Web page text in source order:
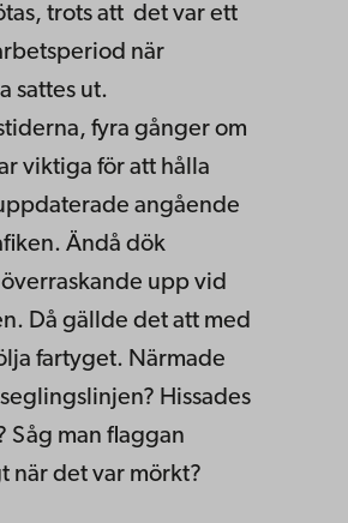
trots att det var ett
när
sattes ut.
fyra gånger om
viktiga för att hålla
angående
Ändå dök
upp vid
Då gällde det att med
fartyget. Närmade
Hissades
Såg man flaggan
när det var mörkt?